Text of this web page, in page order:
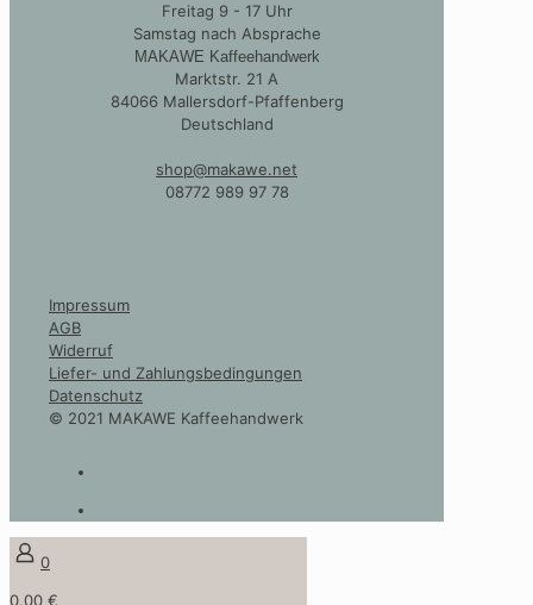
Freitag 9 - 17 Uhr
Samstag nach Absprache
MAKAWE Kaffeehandwerk
Marktstr. 21 A
84066 Mallersdorf-Pfaffenberg
Deutschland
shop@makawe.net
08772 989 97 78
Impressum
AGB
Widerruf
Liefer- und Zahlungsbedingungen
Datenschutz
© 2021 MAKAWE Kaffeehandwerk
0
0,00 €